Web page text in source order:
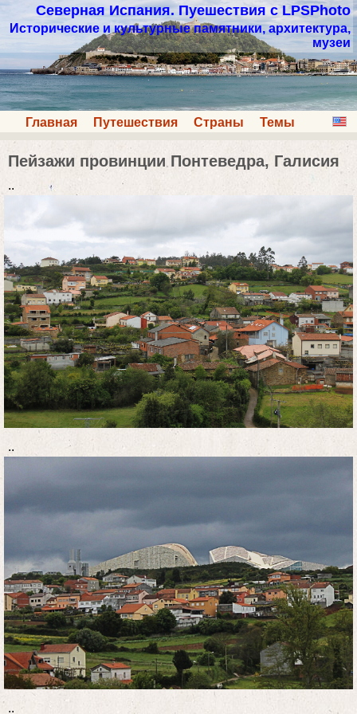
Северная Испания. Пуешествия с LPSPhoto
Исторические и культурные памятники, архитектура,
музеи
Главная Путешествия Страны Темы
Пейзажи провинции Понтеведра, Галисия
..
..
..